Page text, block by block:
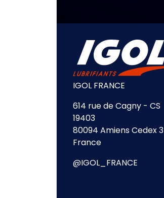
IGOL FRANCE
614 rue de Cagny - CS
19403
80094 Amiens Cedex 3
France
@IGOL_FRANCE